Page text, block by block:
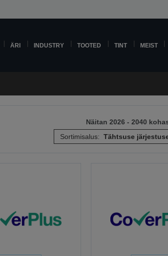
ÄRI INDUSTRY TOOTED TINT MEIST
Näitan 2026 - 2040
Sortimisalus: